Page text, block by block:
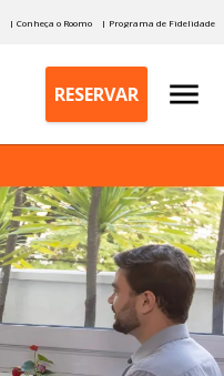
| Conheça o Roomo | Programa de Fidelidade
RESERVAR